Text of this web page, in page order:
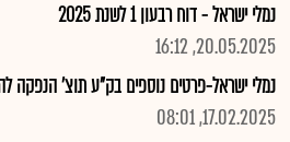
נמלי ישראל - דוח רבעון 1 לשנת 2025
20.05.2025, 16:12
נמלי ישראל-פרטים נוספים בק"ע תוצ' הנפקה
17.02.2025, 08:01